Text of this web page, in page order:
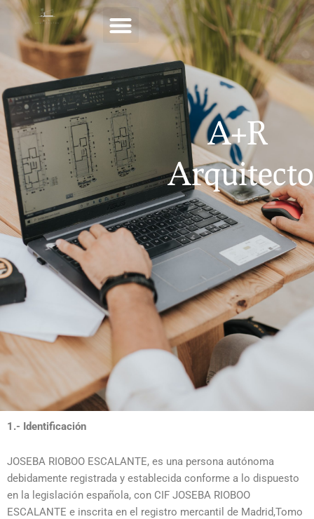
Menu
A+R
1.- Identificación
JOSEBA RIOBOO ESCALANTE, es una persona autónoma
debidamente registrada y establecida conforme a lo dispuesto
en la legislación española, con CIF JOSEBA RIOBOO
ESCALANTE e inscrita en el registro mercantil de Madrid,Tomo